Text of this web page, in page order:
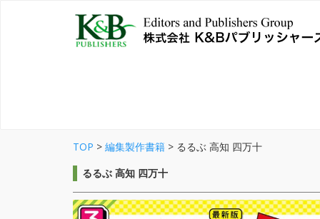
TOP > 編集製作書籍 > るるぶ 高知 四万十
るるぶ 高知 四万十